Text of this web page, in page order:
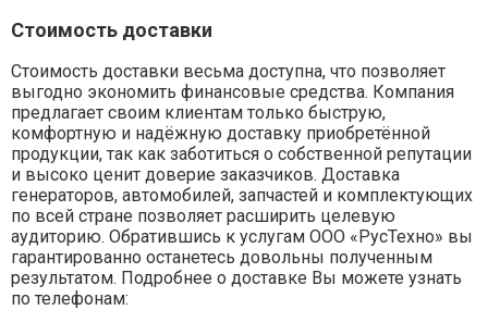
Стоимость доставки
Стоимость доставки весьма доступна, что позволяет
выгодно экономить финансовые средства. Компания
предлагает своим клиентам только быструю,
комфортную и надёжную доставку приобретённой
продукции, так как заботиться о собственной репутации
и высоко ценит доверие заказчиков. Доставка
генераторов, автомобилей, запчастей и комплектующих
по всей стране позволяет расширить целевую
аудиторию. Обратившись к услугам ООО «РусТехно» вы
гарантированно останетесь довольны полученным
результатом. Подробнее о доставке Вы можете узнать
по телефонам: